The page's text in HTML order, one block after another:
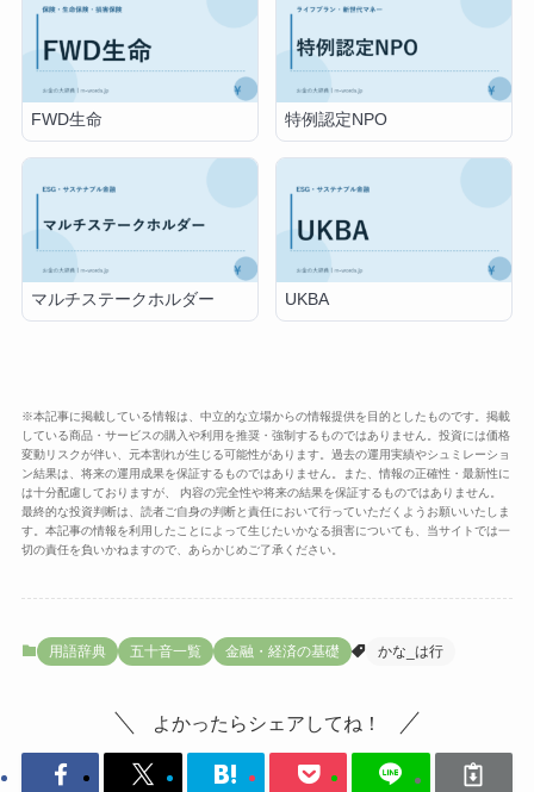
FWD生命 特例認定NPO
マルチステークホルダー UKBA
※本記事に掲載している情報は、中立的な立場からの情報提供を目的としたものです。掲載
している商品・サービスの購入や利用を推奨・強制するものではありません。投資には価格
変動リスクが伴い、元本割れが生じる可能性があります。過去の運用実績やシュミレーショ
ン結果は、将来の運用成果を保証するものではありません。また、情報の正確性・最新性に
は十分配慮しておりますが、 内容の完全性や将来の結果を保証するものではありません。
最終的な投資判断は、読者ご自身の判断と責任において行っていただくようお願いいたしま
す。本記事の情報を利用したことによって生じたいかなる損害についても、当サイトでは一
切の責任を負いかねますので、あらかじめご了承ください。
用語辞典 五十音一覧 金融・経済の基礎 かな_は行
よかったらシェアしてね！